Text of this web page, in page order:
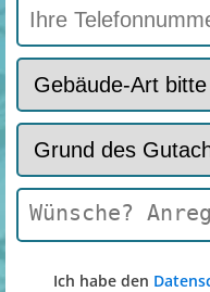
Ich habe den